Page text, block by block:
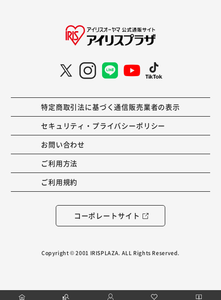
特定商取引法に基づく通信販売業者の表示
セキュリティ・プライバシーポリシー
お問い合わせ
ご利用方法
ご利用規約
コーポレートサイト
Copyright © 2001 IRISPLAZA. ALL Rights Reserved.